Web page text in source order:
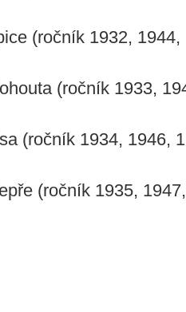
(ročník 1932,
(ročník 1933,
(ročník 1934, 1946,
(ročník 1935,